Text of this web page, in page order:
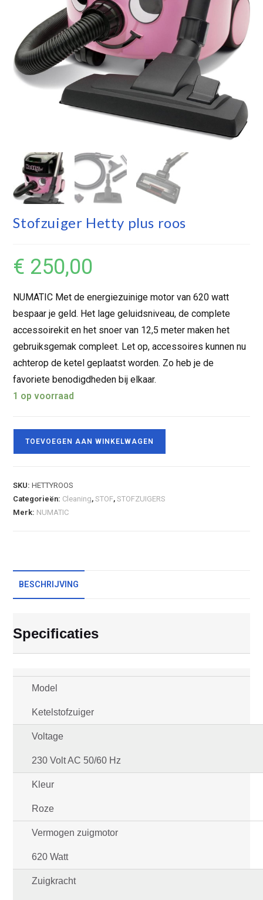
Stofzuiger Hetty plus roos
€ 250,00
NUMATIC Met de energiezuinige motor van 620 watt
bespaar je geld. Het lage geluidsniveau, de complete
accessoirekit en het snoer van 12,5 meter maken het
gebruiksgemak compleet. Let op, accessoires kunnen nu
achterop de ketel geplaatst worden. Zo heb je de
favoriete benodigdheden bij elkaar.
1 op voorraad
TOEVOEGEN AAN WINKELWAGEN
SKU:HETTYROOS
Categorieën: Cleaning,STOF,STOFZUIGERS
Merk: NUMATIC
BESCHRIJVING
Specificaties
Model
Ketelstofzuiger
Voltage
230 Volt AC 50/60 Hz
Kleur
Roze
Vermogen zuigmotor
620 Watt
Zuigkracht